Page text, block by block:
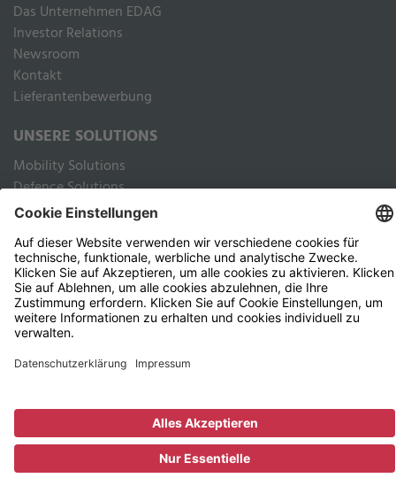
Das Unternehmen EDAG
Inves­tor Rela­ti­ons
Newsroom
Kontakt
Lieferantenbewerbung
UNSERE SOLUTIONS
Mobility Solutions
Defence Solutions
Industry Solutions
RECHTLICHES
Impressum
Datenschutz Webseite
Datenschutz Kunden und Geschäftspartner
Nutzungsbedingungen